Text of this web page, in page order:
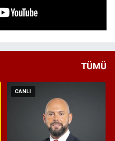
TÜMÜ
CANLI